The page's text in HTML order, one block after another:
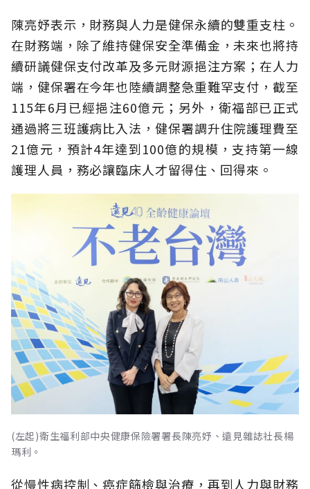
陳亮妤表示，財務與人力是健保永續的雙重支柱。
在財務端，除了維持健保安全準備金，未來也將持
續研議健保支付改革及多元財源挹注方案；在人力
端，健保署在今年也陸續調整急重難罕支付，截至
115年6月已經挹注60億元；另外，衛福部已正式
通過將三班護病比入法，健保署調升住院護理費至
21億元，預計4年達到100億的規模，支持第一線
護理人員，務必讓臨床人才留得住、回得來。
(左起)衛生福利部中央健康保險署署長陳亮妤、遠見雜誌社長楊
瑪利。
從慢性病控制、癌症篩檢與治療，再到人力與財務